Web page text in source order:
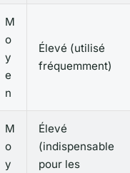
M
o
y
e
n
Élevé (utilisé
fréquemment)
M
o
y
Élevé
(indispensable
pour les